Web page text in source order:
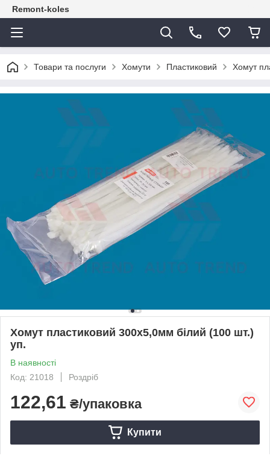
Remont-koles
Товари та послуги Хомути Пластиковий Хомут
Хомут пластиковий 300х5,0мм білий (100 шт.)
уп.
В наявності
Код: 21018
Роздріб
122,61 ₴/упаковка
Купити